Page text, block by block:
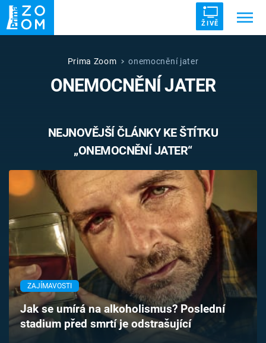
ŽIVĚ
ZRÁDCI UFO DRUHÁ SVĚTOVÁ VÁLKA
VETŘELCI DÁVNOVĚKU
Témata
Pořady
TV Program
Časopis
Sledujte prima+
Prima Zoom onemocnění jater
ONEMOCNĚNÍ JATER
NEJNOVĚJŠÍ ČLÁNKY KE ŠTÍTKU
„ONEMOCNĚNÍ JATER“
ZAJÍMAVOSTI
Jak se umírá na alkoholismus? Poslední
stadium před smrtí je odstrašující